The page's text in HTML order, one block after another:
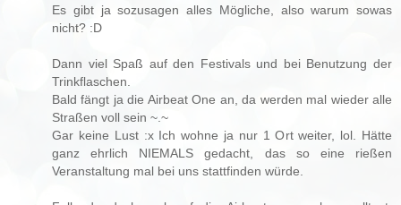
Es gibt ja sozusagen alles Mögliche, also warum sowas
nicht? :D
Dann viel Spaß auf den Festivals und bei Benutzung der
Trinkflaschen.
Bald fängt ja die Airbeat One an, da werden mal wieder alle
Straßen voll sein ~.~
Gar keine Lust :x Ich wohne ja nur 1 Ort weiter, lol. Hätte
ganz ehrlich NIEMALS gedacht, das so eine rießen
Veranstaltung mal bei uns stattfinden würde.